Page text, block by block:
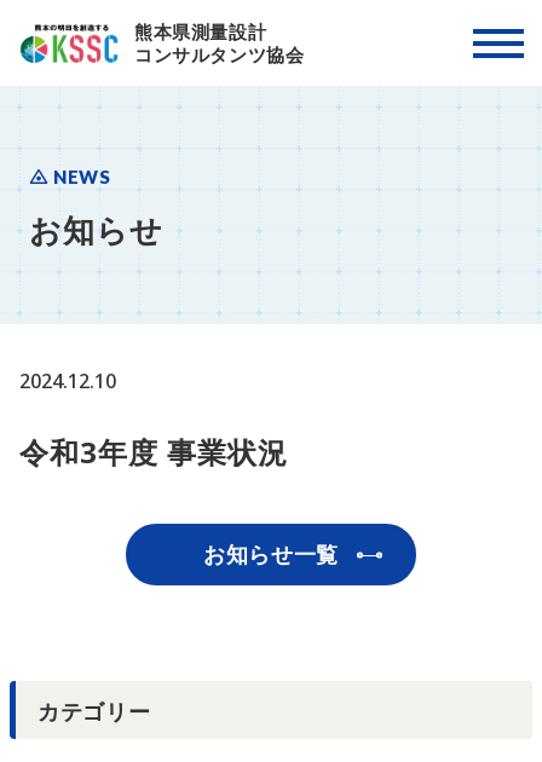
熊本県測量設計
コンサルタンツ協会
NEWS
お知らせ
カテゴリー
2024.12.10
令和3年度 事業状況
お知らせ一覧